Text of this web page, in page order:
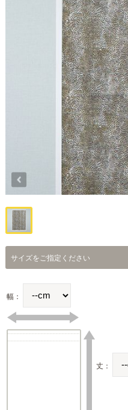
サイズをご指定ください
幅：
丈：